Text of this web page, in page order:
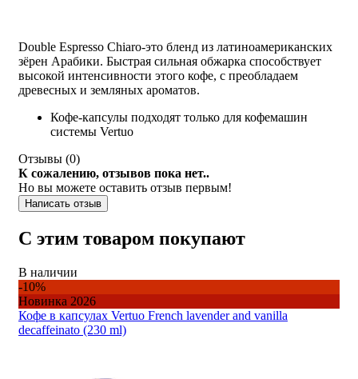
Double Espresso Chiaro-это бленд из латиноамериканских
зёрен Арабики. Быстрая сильная обжарка способствует
высокой интенсивности этого кофе, с преобладаем
древесных и земляных ароматов.
Кофе-капсулы подходят только для кофемашин
системы Vertuo
Отзывы (0)
К сожалению, отзывов пока нет..
Но вы можете оставить отзыв первым!
Написать отзыв
С этим товаром покупают
В наличии
-10%
Новинка 2026
Кофе в капсулах Vertuo French lavender and vanilla
decaffeinato (230 ml)